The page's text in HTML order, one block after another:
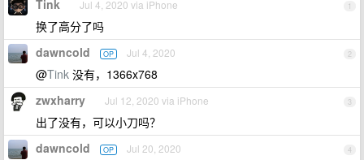
1
Tink Jul 4, 2020 via iPhone
换了高分了吗
2
dawncold OP Jul 4, 2020
@Tink 没有，1366x768
3
zwxharry Jul 12, 2020 via iPhone
出了没有，可以小刀吗？
4
dawncold OP Jul 20, 2020